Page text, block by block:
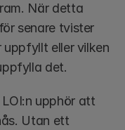
När detta
senare tvister
eller vilken
det.
upphör att
Utan ett